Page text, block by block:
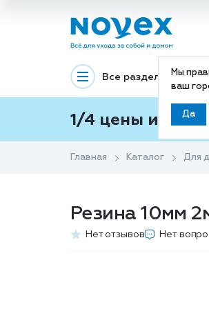
Мы
ваш
Да
Все разделы
1/4 цены и
Главная Каталог Для
Резина 10мм
Нет отзывов Нет